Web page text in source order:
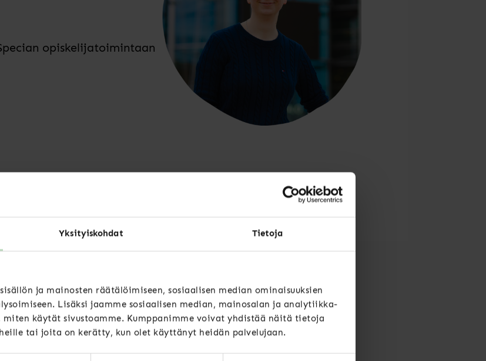
Yksityiskohdat Tietoja
ja mainosten räätälöimiseen, sosiaalisen median ominaisuuksien
Lisäksi jaamme sosiaalisen median, mainosalan ja analytiikka-
käytät sivustoamme. Kumppanimme voivat yhdistää näitä tietoja
tai joita on kerätty, kun olet käyttänyt heidän palvelujaan.
opiskelijatoimintaan